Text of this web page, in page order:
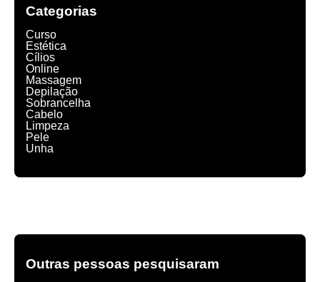
Categorias
Curso
Estética
Cílios
Online
Massagem
Depilação
Sobrancelha
Cabelo
Limpeza
Pele
Unha
Outras pessoas pesquisaram